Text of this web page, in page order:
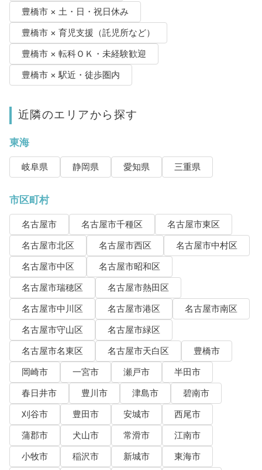
豊橋市 × 土・日・祝日休み
豊橋市 × 育児支援（託児所など）
豊橋市 × 転科ＯＫ・未経験歓迎
豊橋市 × 駅近・徒歩圏内
近隣のエリアから探す
東海
岐阜県 静岡県 愛知県 三重県
市区町村
名古屋市 名古屋市千種区
名古屋市東区
名古屋市北区
名古屋市西区
名古屋市中村区
名古屋市中区
名古屋市昭和区
名古屋市瑞穂区
名古屋市熱田区
名古屋市中川区
名古屋市港区
名古屋市南区
名古屋市守山区
名古屋市緑区
名古屋市名東区
名古屋市天白区
豊橋市
岡崎市
一宮市 瀬戸市
半田市
春日井市
豊川市 津島市
碧南市
刈谷市
豊田市 安城市
西尾市
蒲郡市
犬山市 常滑市
江南市
小牧市
稲沢市 新城市
東海市